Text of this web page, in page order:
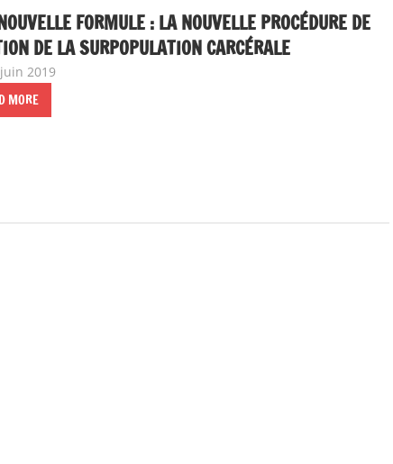
FORMULE : LA NOUVELLE PROCÉDURE DE
DE LA SURPOPULATION CARCÉRALE
2019
MORE